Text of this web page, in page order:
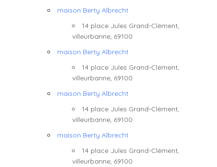
maison Berty Albrecht
14 place Jules Grand-Clément,
villeurbanne, 69100
maison Berty Albrecht
14 place Jules Grand-Clément,
villeurbanne, 69100
maison Berty Albrecht
14 place Jules Grand-Clément,
villeurbanne, 69100
maison Berty Albrecht
14 place Jules Grand-Clément,
villeurbanne, 69100